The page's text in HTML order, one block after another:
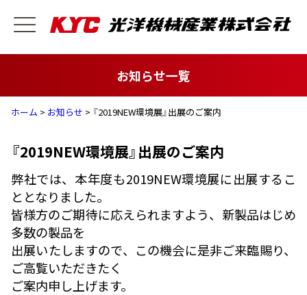
お知らせ一覧
ホーム > お知らせ > 『2019NEW環境展』出展のご案内
『2019NEW環境展』出展のご案内
弊社では、本年度も2019NEW環境展に出展するこ
ととなりました。
皆様方のご期待に応えられますよう、新製品はじめ
多数の製品を
出展いたしますので、この機会に是非ご来臨賜り、
ご高覧いただきたく
ご案内申し上げます。